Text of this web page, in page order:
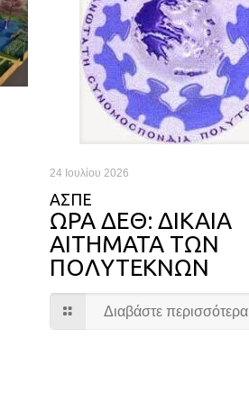
24 Ιουλίου 2026
ΑΣΠΕ
ΩΡΑ ΔΕΘ: ΔΙΚΑΙΑ
ΑΙΤΗΜΑΤΑ ΤΩΝ
ΠΟΛΥΤΕΚΝΩΝ
Διαβάστε περισσότερα